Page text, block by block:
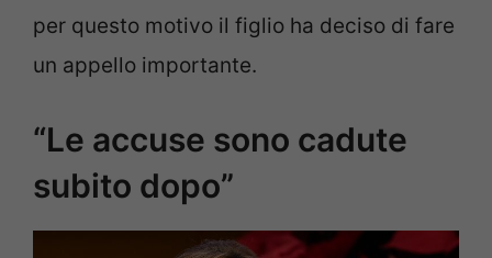
per questo motivo il figlio ha deciso di fare
un appello importante.
“Le accuse sono cadute
subito dopo”